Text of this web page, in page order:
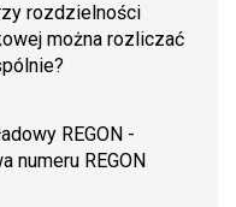
rozdzielności
można rozliczać
REGON -
numeru REGON